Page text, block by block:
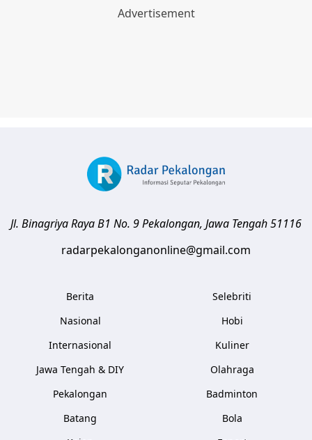
Jl. Binagriya Raya B1 No. 9Pekalongan, Jawa Tengah51116
radarpekalonganonline@gmail.com
Berita
Nasional
Internasional
Jawa Tengah & DIY
Pekalongan
Batang
Selebriti
Hobi
Kuliner
Olahraga
Badminton
Bola